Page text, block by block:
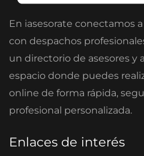
En iasesorate conectamos
con despachos
un directorio de asesores y
espacio donde puedes
online de forma rápida,
profesional personalizada.
Enlaces de interés